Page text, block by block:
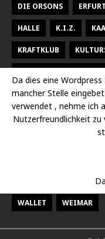
DIE ORSONS ERFURT
HALLE K.I.Z.
KRAFTKLUB
LARSEN SECHERT
MILKY CHANCE
PETER
STAATSKAPELLE HALLE
WALLET WEIMAR
Da dies eine
mancher Stelle
verwendet , nehme ich
Nutzerfreundlichkeit zu